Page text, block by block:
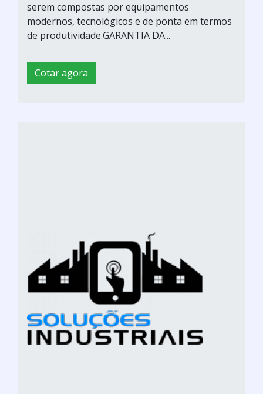
serem compostas por equipamentos
modernos, tecnológicos e de ponta em termos
de produtividade.GARANTIA DA...
Cotar agora